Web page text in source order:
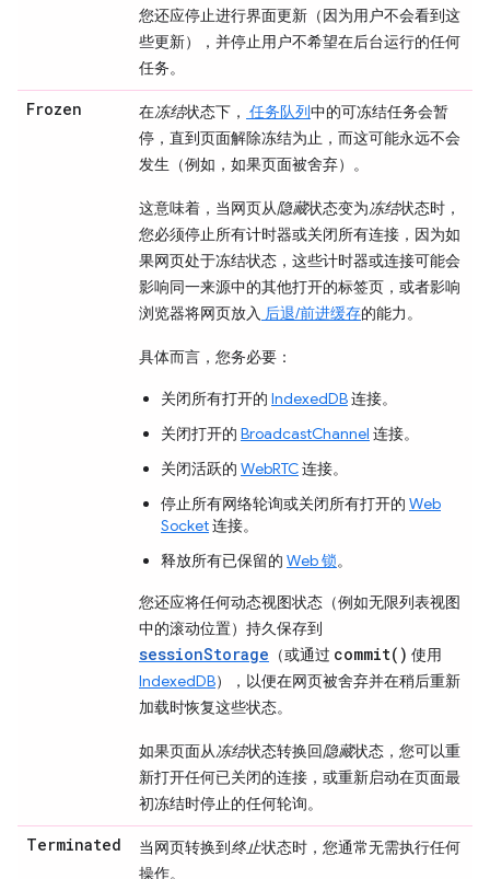
您还应停止进行界面更新（因为用户不会看到这
些更新），并停止用户不希望在后台运行的任何
任务。
Frozen 在冻结状态下， 任务队列中的可冻结任务会暂
停，直到页面解除冻结为止，而这可能永远不会
发生（例如，如果页面被舍弃）。
这意味着，当网页从隐藏状态变为冻结状态时，
您必须停止所有计时器或关闭所有连接，因为如
果网页处于冻结状态，这些计时器或连接可能会
影响同一来源中的其他打开的标签页，或者影响
浏览器将网页放入 后退/前进缓存的能力。
具体而言，您务必要：
关闭所有打开的 IndexedDB连接。
关闭打开的 BroadcastChannel 连接。
关闭活跃的 WebRTC连接。
停止所有网络轮询或关闭所有打开的 Web
Socket连接。
释放所有已保留的 Web 锁。
您还应将任何动态视图状态（例如无限列表视图
中的滚动位置）持久保存到
sessionStorage （或通过 commit() 使用
IndexedDB），以便在网页被舍弃并在稍后重新
加载时恢复这些状态。
如果页面从冻结状态转换回隐藏状态，您可以重
新打开任何已关闭的连接，或重新启动在页面最
初冻结时停止的任何轮询。
Terminated 当网页转换到终止状态时，您通常无需执行任何
操作。